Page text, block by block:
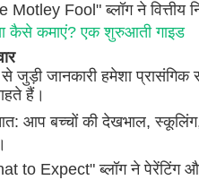
Motley Fool" ब्लॉग ने वित्तीय
कैसे कमाएं? एक शुरुआती गाइड
से जुड़ी जानकारी हमेशा
हैं।
आप बच्चों की देखभाल, स्कूलिंग,
to Expect" ब्लॉग ने पेरेंटिंग